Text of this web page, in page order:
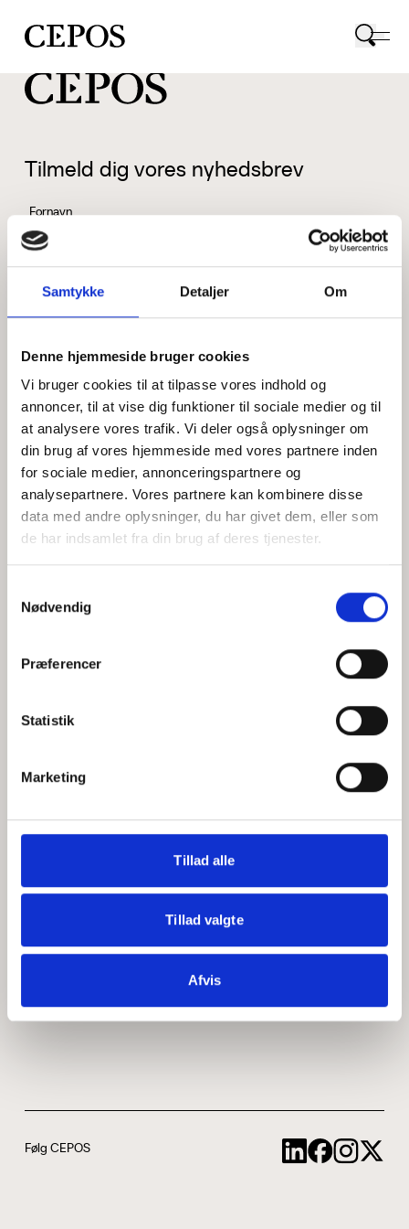
Samtykke Detaljer Om
Denne hjemmeside bruger cookies
Vi bruger cookies til at tilpasse vores indhold og
annoncer, til at vise dig funktioner til sociale medier og til
at analysere vores trafik. Vi deler også oplysninger om
din brug af vores hjemmeside med vores partnere inden
for sociale medier, annonceringspartnere og
analysepartnere. Vores partnere kan kombinere disse
data med andre oplysninger, du har givet dem, eller som
de har indsamlet fra din brug af deres tjenester.
Nødvendig
Præferencer
Statistik
Marketing
Tillad alle
Tillad valgte
Afvis
CEPOS logo
Tilmeld dig vores nyhedsbrev
Fornavn
Efternavn
Jeg accepterer behandlingen af mine personoplysninger i
henhold tilprivatlivspolitikken
Hvem er CEPOS
Medarbejdere
ABCepos
Podcast
Følg CEPOS